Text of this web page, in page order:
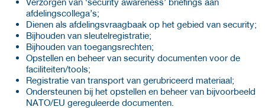
afdelingscollega’s;
Dienen als afdelingsvraagbaak op het gebied van security;
Bijhouden van sleutelregistratie;
Bijhouden van toegangsrechten;
Opstellen en beheer van security documenten voor de
faciliteiten/tools;
Registratie van transport van gerubriceerd materiaal;
Ondersteunen bij het opstellen en beheer van bijvoorbeeld
NATO/EU gereguleerde documenten.